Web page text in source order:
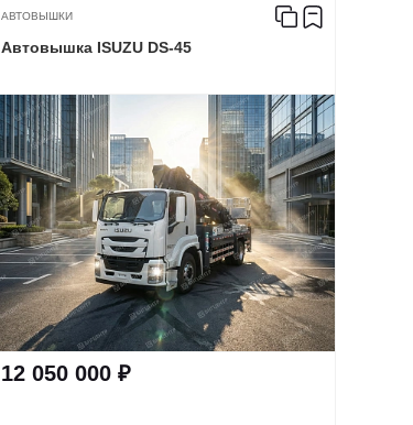
АВТОВЫШКИ
Автовышка ISUZU DS-45
12 050 000 ₽